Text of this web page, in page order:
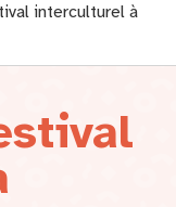
interculturel à